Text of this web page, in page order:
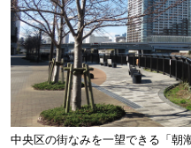
中央区の街なみを一望できる「朝